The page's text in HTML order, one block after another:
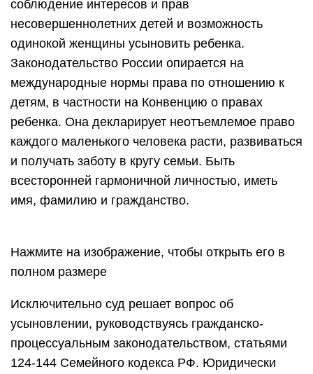
соблюдение интересов и прав
несовершеннолетних детей и возможность
одинокой женщины усыновить ребенка.
Законодательство России опирается на
международные нормы права по отношению к
детям, в частности на Конвенцию о правах
ребенка. Она декларирует неотъемлемое право
каждого маленького человека расти, развиваться
и получать заботу в кругу семьи. Быть
всесторонней гармоничной личностью, иметь
имя, фамилию и гражданство.
Нажмите на изображение, чтобы открыть его в
полном размере
Исключительно суд решает вопрос об
усыновлении, руководствуясь гражданско-
процессуальным законодательством, статьями
124-144 Семейного кодекса РФ. Юридически